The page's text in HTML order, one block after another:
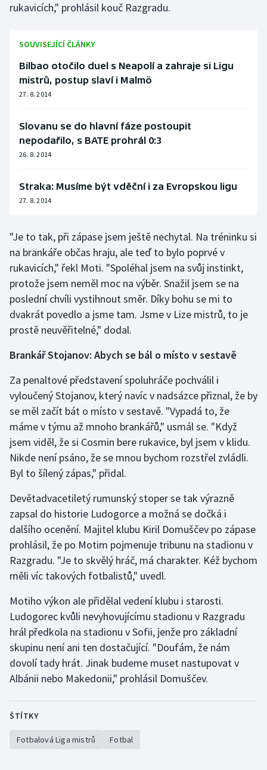
Stolní tenis
Veslování
Vodní slalom
Volejbal
Ostatní
rukavicích," prohlásil kouč Razgradu.
SOUVISEJÍCÍ ČLÁNKY
Bilbao otočilo duel s Neapolí a zahraje si Ligu
mistrů, postup slaví i Malmö
27. 8. 2014
Slovanu se do hlavní fáze postoupit
nepodařilo, s BATE prohrál 0:3
26. 8. 2014
Straka: Musíme být vděční i za Evropskou ligu
27. 8. 2014
"Je to tak, při zápase jsem ještě nechytal. Na tréninku si
na brankáře občas hraju, ale teď to bylo poprvé v
rukavicích," řekl Moti. "Spoléhal jsem na svůj instinkt,
protože jsem neměl moc na výběr. Snažil jsem se na
poslední chvíli vystihnout směr. Díky bohu se mi to
dvakrát povedlo a jsme tam. Jsme v Lize mistrů, to je
prostě neuvěřitelné," dodal.
Brankář Stojanov: Abych se bál o místo v sestavě
Za penaltové představení spoluhráče pochválil i
vyloučený Stojanov, který navíc v nadsázce přiznal, že by
se měl začít bát o místo v sestavě. "Vypadá to, že
máme v týmu až mnoho brankářů," usmál se. "Když
jsem viděl, že si Cosmin bere rukavice, byl jsem v klidu.
Nikde není psáno, že se mnou bychom rozstřel zvládli.
Byl to šílený zápas," přidal.
Devětadvacetiletý rumunský stoper se tak výrazně
zapsal do historie Ludogorce a možná se dočká i
dalšího ocenění. Majitel klubu Kiril Domuščev po zápase
prohlásil, že po Motim pojmenuje tribunu na stadionu v
Razgradu. "Je to skvělý hráč, má charakter. Kéž bychom
měli víc takových fotbalistů," uvedl.
Motiho výkon ale přidělal vedení klubu i starosti.
Ludogorec kvůli nevyhovujícímu stadionu v Razgradu
hrál předkola na stadionu v Sofii, jenže pro základní
skupinu není ani ten dostačující. "Doufám, že nám
dovolí tady hrát. Jinak budeme muset nastupovat v
Albánii nebo Makedonii," prohlásil Domuščev.
ŠTÍTKY
Fotbalová Liga mistrů Fotbal